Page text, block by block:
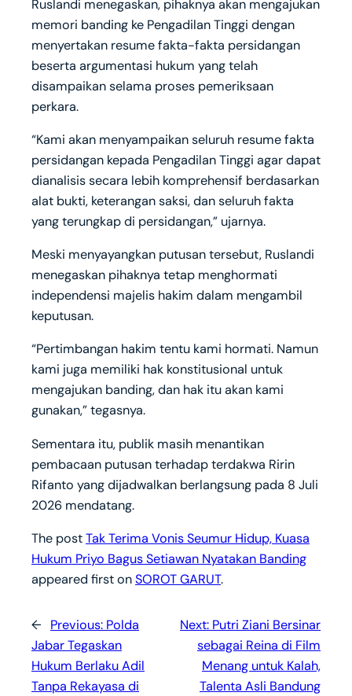
Ruslandi menegaskan, pihaknya akan mengajukan
memori banding ke Pengadilan Tinggi dengan
menyertakan resume fakta-fakta persidangan
beserta argumentasi hukum yang telah
disampaikan selama proses pemeriksaan
perkara.
“Kami akan menyampaikan seluruh resume fakta
persidangan kepada Pengadilan Tinggi agar dapat
dianalisis secara lebih komprehensif berdasarkan
alat bukti, keterangan saksi, dan seluruh fakta
yang terungkap di persidangan,” ujarnya.
Meski menyayangkan putusan tersebut, Ruslandi
menegaskan pihaknya tetap menghormati
independensi majelis hakim dalam mengambil
keputusan.
“Pertimbangan hakim tentu kami hormati. Namun
kami juga memiliki hak konstitusional untuk
mengajukan banding, dan hak itu akan kami
gunakan,” tegasnya.
Sementara itu, publik masih menantikan
pembacaan putusan terhadap terdakwa Ririn
Rifanto yang dijadwalkan berlangsung pada 8 Juli
2026 mendatang.
The postTak Terima Vonis Seumur Hidup, Kuasa
Hukum Priyo Bagus Setiawan Nyatakan Banding
appeared first onSOROT GARUT.
← Previous: Polda
Jabar Tegaskan
Hukum Berlaku Adil
Tanpa Rekayasa di
Next: Putri Ziani Bersinar
sebagai Reina di Film
Menang untuk Kalah,
Talenta Asli Bandung